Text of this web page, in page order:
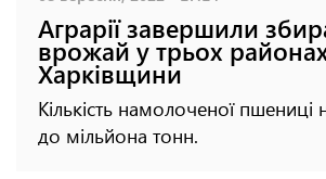
Аграрії завершили
врожай у трьох
Харківщини
Кількість намолоченої пшениці
до мільйона тонн.